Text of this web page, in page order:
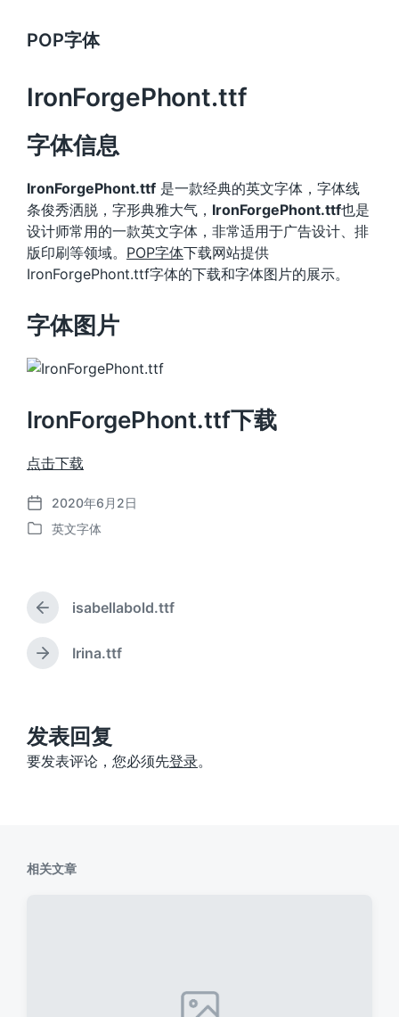
POP字体
IronForgePhont.ttf
字体信息
IronForgePhont.ttf 是一款经典的英文字体，字体线
条俊秀洒脱，字形典雅大气， IronForgePhont.ttf也是
设计师常用的一款英文字体，非常适用于广告设计、排
版印刷等领域。 POP字体下载网站提供
IronForgePhont.ttf字体的下载和字体图片的展示。
字体图片
IronForgePhont.ttf下载
点击下载
发
布
2020年6月2日
发
英文字体
上
篇
文
章
isabellabold.ttf
下
：
Irina.ttf
发表回复
要发表评论，您必须先登录。
相关文章